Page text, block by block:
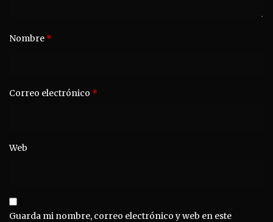
Nombre *
Correo electrónico *
Web
Guarda mi nombre, correo electrónico y web en este